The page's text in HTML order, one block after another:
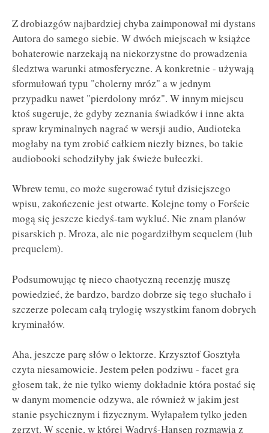
Z drobiazgów najbardziej chyba zaimponował mi dystans
Autora do samego siebie. W dwóch miejscach w książce
bohaterowie narzekają na niekorzystne do prowadzenia
śledztwa warunki atmosferyczne. A konkretnie - używają
sformułowań typu "cholerny mróz" a w jednym
przypadku nawet "pierdolony mróz". W innym miejscu
ktoś sugeruje, że gdyby zeznania świadków i inne akta
spraw kryminalnych nagrać w wersji audio, Audioteka
mogłaby na tym zrobić całkiem niezły biznes, bo takie
audiobooki schodziłyby jak świeże bułeczki.
Wbrew temu, co może sugerować tytuł dzisiejszego
wpisu, zakończenie jest otwarte. Kolejne tomy o Forście
mogą się jeszcze kiedyś-tam wykluć. Nie znam planów
pisarskich p. Mroza, ale nie pogardziłbym sequelem (lub
prequelem).
Podsumowując tę nieco chaotyczną recenzję muszę
powiedzieć, że bardzo, bardzo dobrze się tego słuchało i
szczerze polecam całą trylogię wszystkim fanom dobrych
kryminałów.
Aha, jeszcze parę słów o lektorze. Krzysztof Gosztyła
czyta niesamowicie. Jestem pełen podziwu - facet gra
głosem tak, że nie tylko wiemy dokładnie która postać się
w danym momencie odzywa, ale również w jakim jest
stanie psychicznym i fizycznym. Wyłapałem tylko jeden
zgrzyt. W scenie, w której Wadryś-Hansen rozmawia z